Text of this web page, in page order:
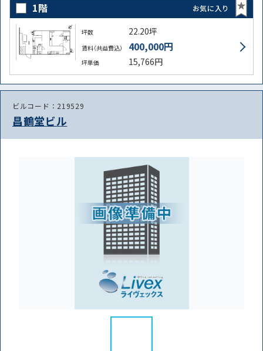
条件を絞り込む
1階 お気に入り
坪数 22.20坪
賃料（共益費込） 400,000円
坪単価 15,766円
ビルコード：219529
昌鶴堂ビル